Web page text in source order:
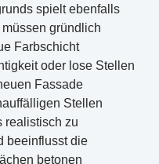
spielt ebenfalls
gründlich
Farbschicht
oder lose Stellen
Fassade
Stellen
realistisch zu
beeinflusst die
betonen